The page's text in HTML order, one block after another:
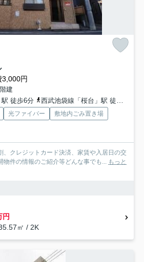
3,000円
建
徒歩6分
西武池袋線「桜台」駅 徒歩11分
光ファイバー
敷地内ごみ置き場
、クレジットカード決済、家賃や入居日の交
件の情報のご紹介等どんな事でも...
もっと
円
㎡ / 2K